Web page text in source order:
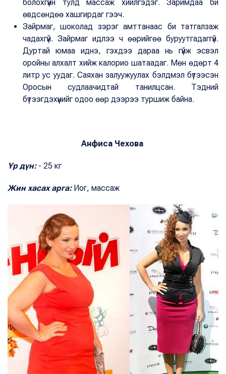
болохгүйн тулд массаж хийлгэдэг. Заримдаа би
өвдсөндөө хашгирдаг гээч.
Зайрмаг, шоколад зэрэг амттанаас би татгалзаж
чадахгүй. Зайрмаг идлээ ч өөрийгөө буруутгадаггүй.
Дуртай юмаа иднэ, гэхдээ дараа нь гүйж эсвэл
оройны алхалт хийж калорио шатаадаг. Мөн өдөрт 4
литр ус уудаг. Саяхан залуужуулах бэлдмэл бүтээсэн
Оросын судлаачидтай танилцсан. Тэдний
бүтээгдэхүүнийг одоо өөр дээрээ туршиж байна.
Анфиса Чехова
Үр дүн:- 25 кг
Жин хасах арга:Иог, массаж